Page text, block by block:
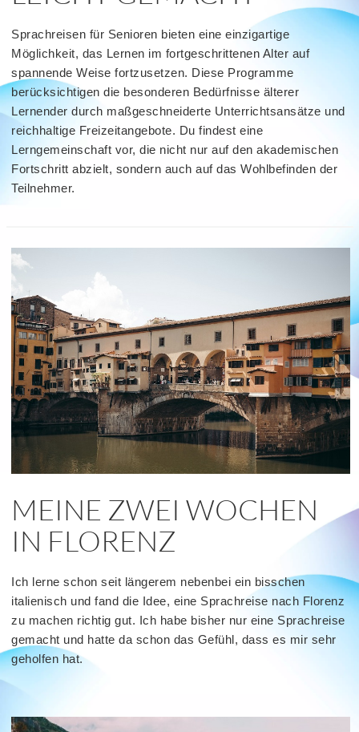
Sprachreisen für Senioren bieten eine einzigartige
Möglichkeit, das Lernen im fortgeschrittenen Alter auf
spannende Weise fortzusetzen. Diese Programme
berücksichtigen die besonderen Bedürfnisse älterer
Lernender durch maßgeschneiderte Unterrichtsansätze und
reichhaltige Freizeitangebote. Du findest eine
Lerngemeinschaft vor, die nicht nur auf den akademischen
Fortschritt abzielt, sondern auch auf das Wohlbefinden der
Teilnehmer.
read
more
MEINE ZWEI WOCHEN
IN FLORENZ
Ich lerne schon seit längerem nebenbei ein bisschen
italienisch und fand die Idee, eine Sprachreise nach Florenz
zu machen richtig gut. Ich habe bisher nur eine Sprachreise
gemacht und hatte da schon das Gefühl, dass es mir sehr
geholfen hat.
read